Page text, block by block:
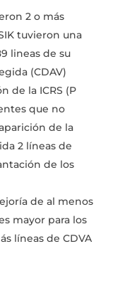
2 o más
tuvieron una
lineas de su
(CDAV)
de la ICRS (P
que no
de la
2 líneas de
de los
de al menos
mayor para los
líneas de CDVA